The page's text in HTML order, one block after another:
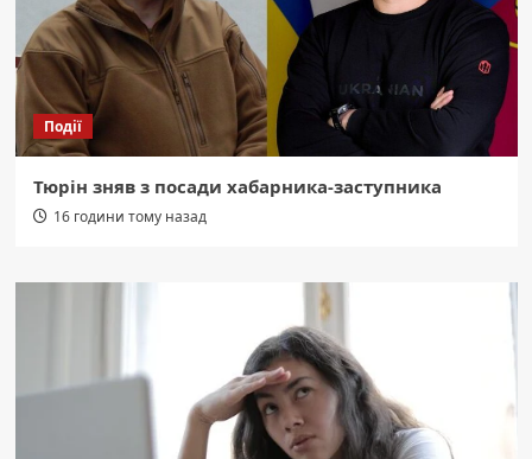
Події
Тюрін зняв з посади хабарника-заступника
16 години тому назад